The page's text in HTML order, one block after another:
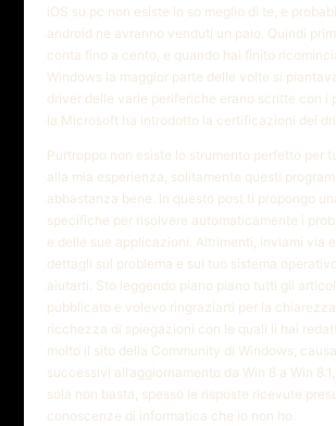
iOS su pc non esiste lo so meglio di te, e
android ne avranno venduti un paio. Quindi
conta fino a cento, e quando hai finito
Windows la maggior parte delle volte si
driver delle varie periferiche erano scritte con i
la Microsoft ha introdotto la certificazioni dei
Purtroppo non esiste lo strumento perfetto per
alla mia esperienza, solitamente questi
abbastanza bene. In questo post ti propongo
specifiche per risolvere automaticamente i
e delle sue applicazioni. Altrimenti, inviami via
dettagli sul problema e sul tuo sistema
aiutarti. Sto leggendo piano piano tutti gli
pubblicato e volevo ringraziarti per la
ricchezza di spiegazioni con le quali li hai
molto il sito della Community di Windows,
successivi all’aggiornamento da Win 8 a Win
sola non basta, spesso le risposte ricevute
conoscenze di informatica che io non ho.